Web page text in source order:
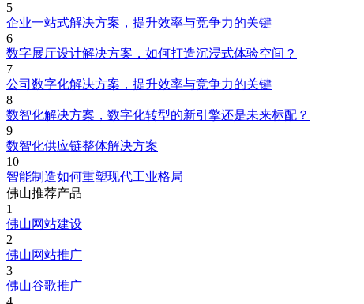
5
企业一站式解决方案，提升效率与竞争力的关键
6
数字展厅设计解决方案，如何打造沉浸式体验空间？
7
公司数字化解决方案，提升效率与竞争力的关键
8
数智化解决方案，数字化转型的新引擎还是未来标配？
9
数智化供应链整体解决方案
10
智能制造如何重塑现代工业格局
佛山推荐产品
1
佛山网站建设
2
佛山网站推广
3
佛山谷歌推广